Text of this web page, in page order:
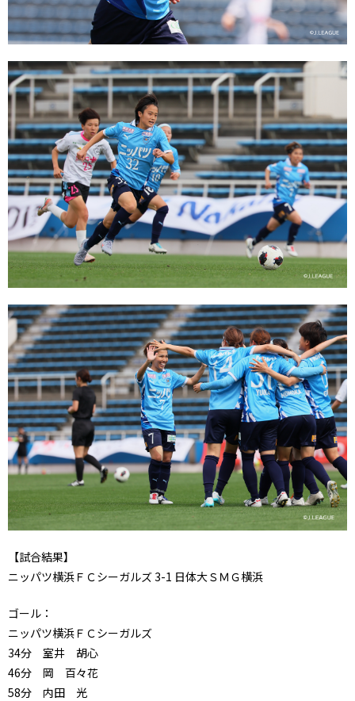
【試合結果】
ニッパツ横浜ＦＣシーガルズ 3-1 日体大ＳＭＧ横浜
ゴール：
ニッパツ横浜ＦＣシーガルズ
34分 室井 胡心
46分 岡 百々花
58分 内田 光